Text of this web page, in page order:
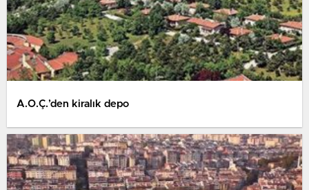
A.O.Ç.’den kiralık depo